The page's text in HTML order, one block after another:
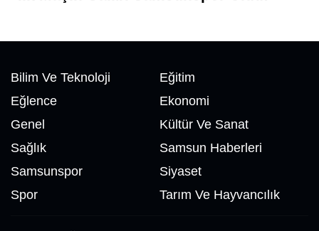
Bilim Ve Teknoloji
Eğitim
Eğlence
Ekonomi
Genel
Kültür Ve Sanat
Sağlık
Samsun Haberleri
Samsunspor
Siyaset
Spor
Tarım Ve Hayvancılık